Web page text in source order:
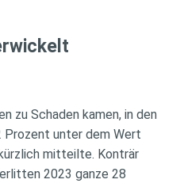
zu Schaden kamen, in den
Prozent unter dem Wert
mitteilte. Konträr
2023 ganze 28